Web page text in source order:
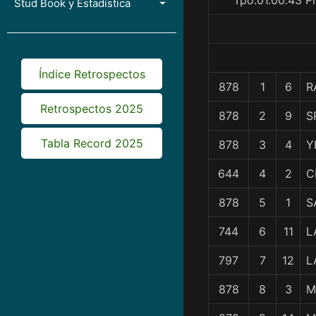
Stud Book y Estadística
Índice Retrospectos
Retrospectos 2025
Tabla Record 2025
878 1 6
878 2 9
878 3 4
644 4 2
878 5 1
744 6 11
797 7 12
878 8 3